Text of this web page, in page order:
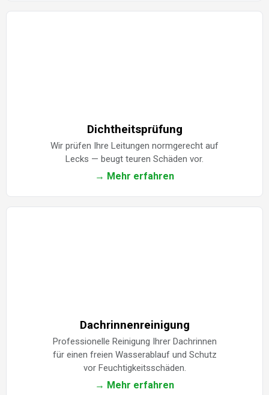
Dichtheitsprüfung
Wir prüfen Ihre Leitungen normgerecht auf
Lecks — beugt teuren Schäden vor.
→ Mehr erfahren
Dachrinnenreinigung
Professionelle Reinigung Ihrer Dachrinnen
für einen freien Wasserablauf und Schutz
vor Feuchtigkeitsschäden.
→ Mehr erfahren